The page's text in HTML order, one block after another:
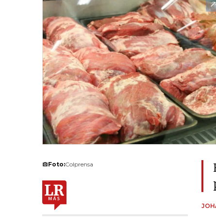
Foto:Colprensa